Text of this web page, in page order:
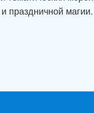
и праздничной